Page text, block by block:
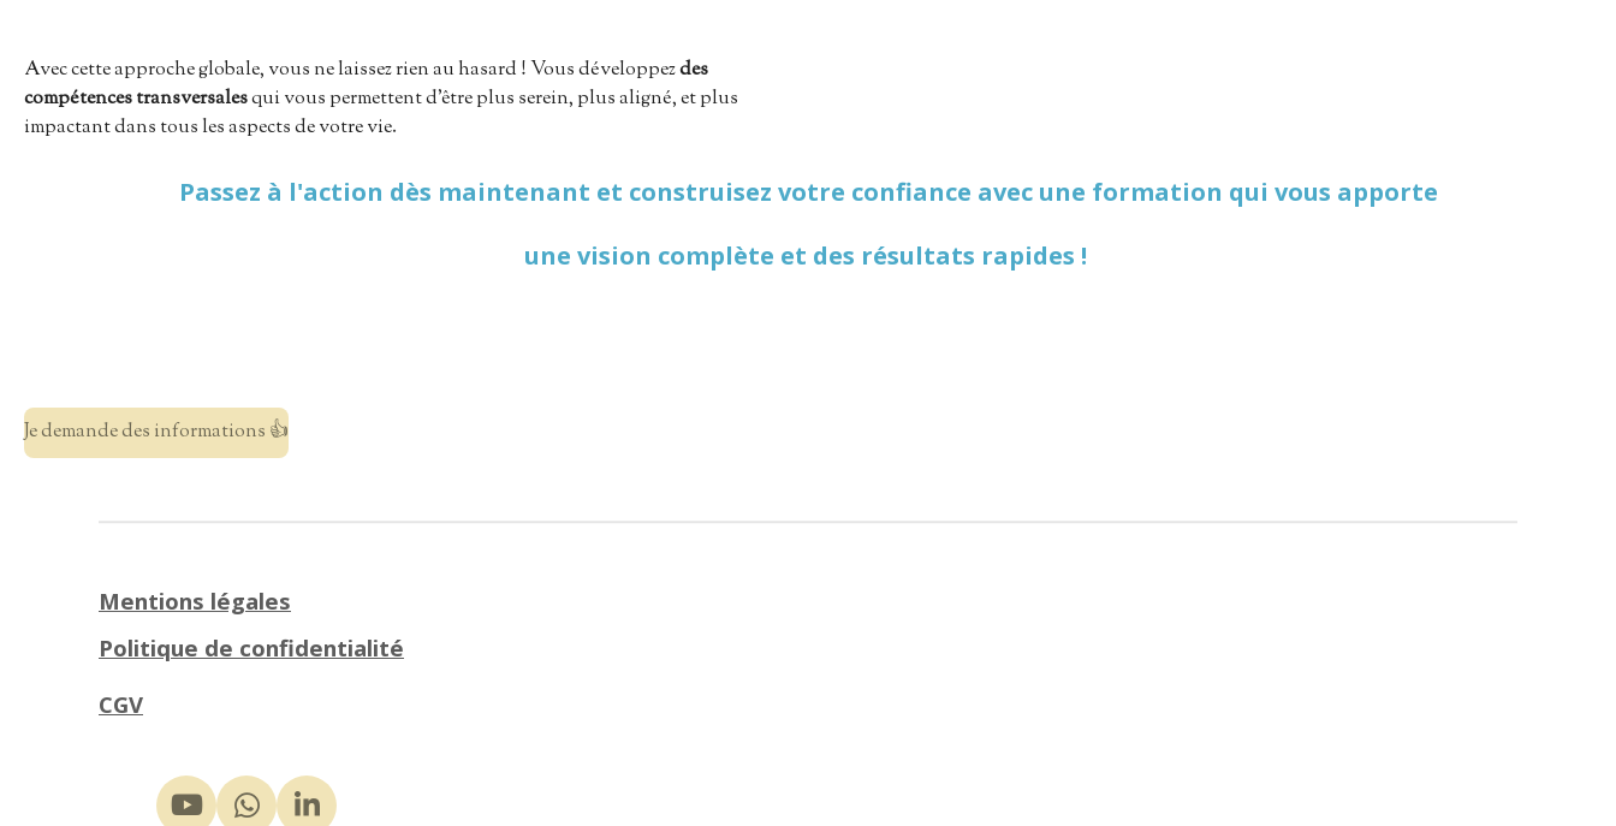
Avec cette approche globale, vous ne laissez rien au hasard ! Vous développezdes
compétences transversalesqui vous permettent d'être plus serein, plus aligné, et plus
impactant dans tous les aspects de votre vie.
Passez à l'action dès maintenant et construisez votre confiance avec une formation qui vous apporte
une vision complète et des résultats rapides !
Je demande des informations 👍
Mentions légales
Politique de confidentialité
CGV
Y W L